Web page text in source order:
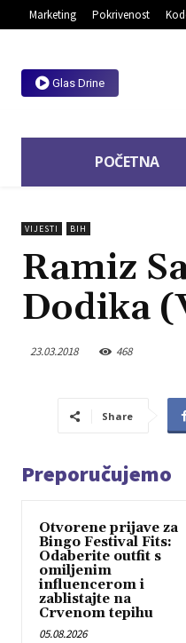
Marketing Pokrivenost
Glas Drine
POČETNA
VIJESTI BIH
Ramiz
Dodika
23.03.2018 468
Share
Preporučujemo
Otvorene prijave za
Bingo Festival Fits:
Odaberite outfit s
omiljenim
influencerom i
zablistajte na
Crvenom tepihu
05.08.2026